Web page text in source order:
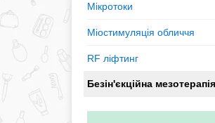
Мікротоки
Міостимуляція обличчя
RF ліфтинг
Безін'єкційна мезотерапія